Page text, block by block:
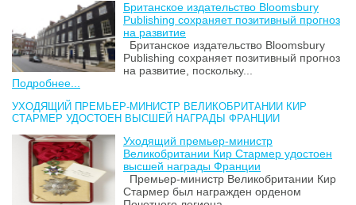
Британское издательство Bloomsbury
Publishing сохраняет позитивный прогноз
на развитие
Британское издательство Bloomsbury
Publishing сохраняет позитивный прогноз
на развитие, поскольку...
Подробнее...
УХОДЯЩИЙ ПРЕМЬЕР-МИНИСТР ВЕЛИКОБРИТАНИИ КИР
СТАРМЕР УДОСТОЕН ВЫСШЕЙ НАГРАДЫ ФРАНЦИИ
Уходящий премьер-министр
Великобритании Кир Стармер удостоен
высшей награды Франции
Премьер-министр Великобритании Кир
Стармер был награжден орденом